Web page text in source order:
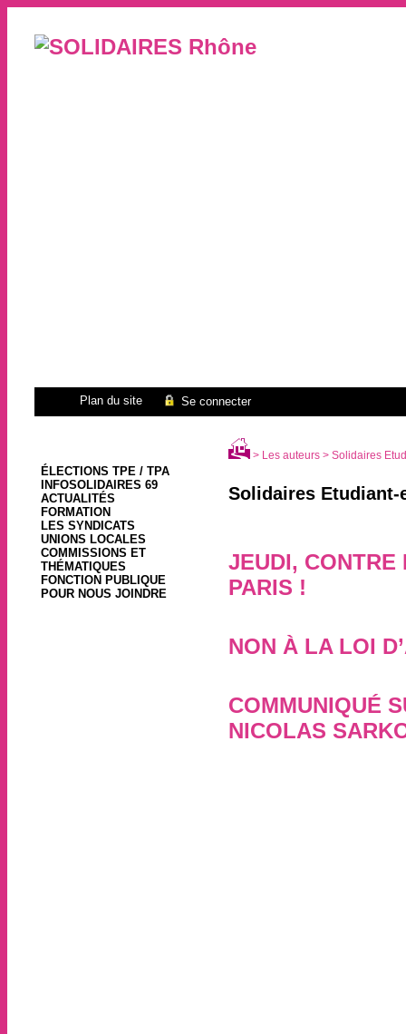
Plan du site Se connecter
ÉLECTIONS TPE / TPA
INFOSOLIDAIRES 69
ACTUALITÉS
FORMATION
LES SYNDICATS
UNIONS LOCALES
COMMISSIONS ET
THÉMATIQUES
FONCTION PUBLIQUE
POUR NOUS JOINDRE
> Les auteurs > Solidaires
Solidaires Etudiant-
JEUDI,
PARIS !
NON À LA LOI
COMMUNIQUÉ
NICOLAS